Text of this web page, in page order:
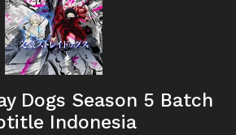
Dogs Season 5 Batch
Indonesia